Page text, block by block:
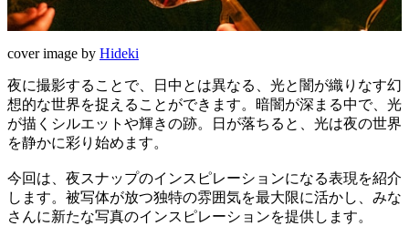
cover image by Hideki
夜に撮影することで、日中とは異なる、光と闇が織りなす幻
想的な世界を捉えることができます。暗闇が深まる中で、光
が描くシルエットや輝きの跡。日が落ちると、光は夜の世界
を静かに彩り始めます。
今回は、夜スナップのインスピレーションになる表現を紹介
します。被写体が放つ独特の雰囲気を最大限に活かし、みな
さんに新たな写真のインスピレーションを提供します。